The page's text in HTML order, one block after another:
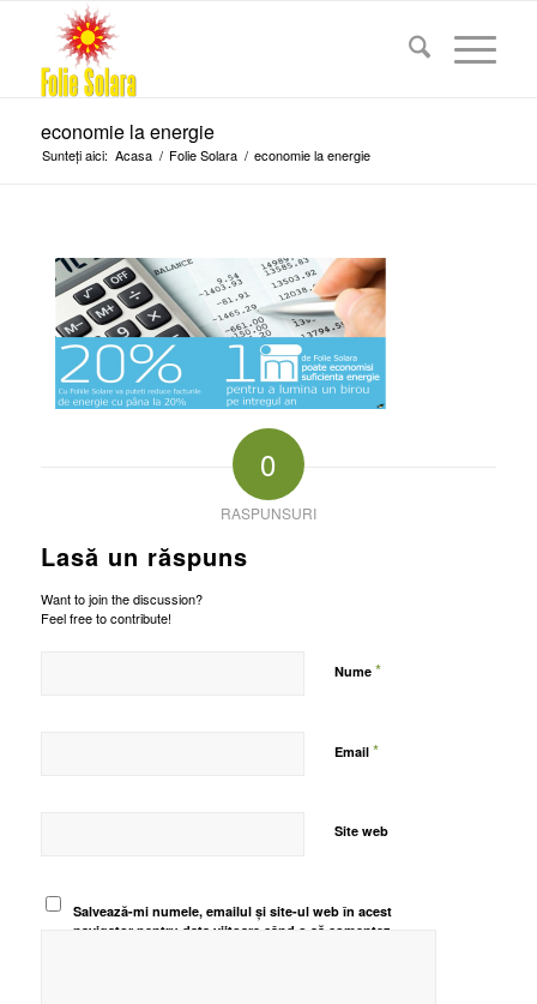
economie la energie
Sunteți aici: Acasa / Folie Solara / economie la energie
0
RASPUNSURI
Lasă un răspuns
Want to join the discussion?
Feel free to contribute!
Nume *
Email *
Site web
Salvează-mi numele, emailul și site-ul web în acest
navigator pentru data viitoare când o să comentez.